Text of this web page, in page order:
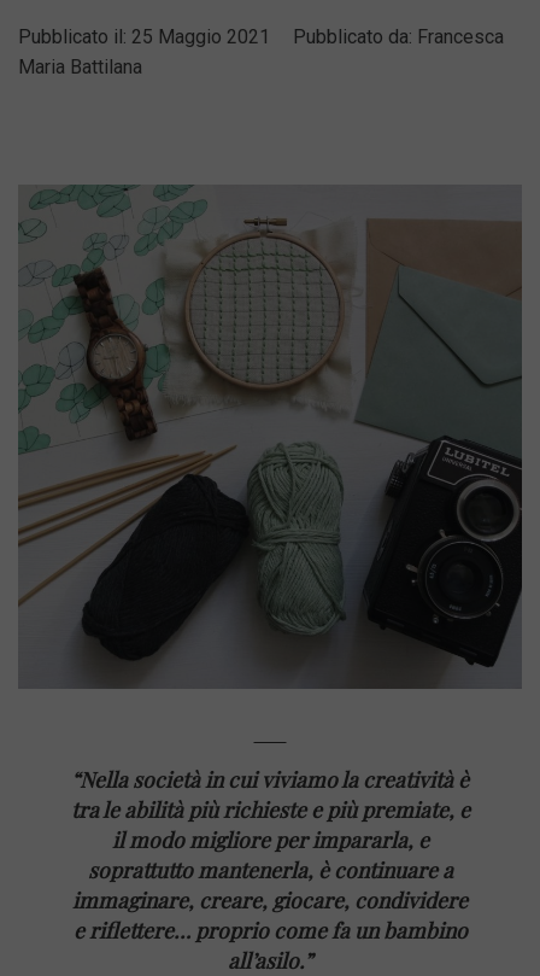
Pubblicato il: 25 Maggio 2021 Pubblicato da: Francesca
Maria Battilana
“Nella società in cui viviamo la creatività è
tra le abilità più richieste e più premiate, e
il modo migliore per impararla, e
soprattutto mantenerla, è continuare a
immaginare, creare, giocare, condividere
e riflettere… proprio come fa un bambino
all’asilo.”